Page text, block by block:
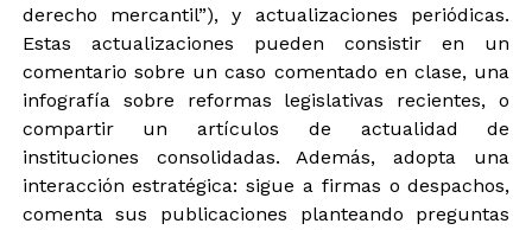
derecho mercantil”), y actualizaciones periódicas.
Estas actualizaciones pueden consistir en un
comentario sobre un caso comentado en clase, una
infografía sobre reformas legislativas recientes, o
compartir un artículos de actualidad de
instituciones consolidadas. Además, adopta una
interacción estratégica: sigue a firmas o despachos,
comenta sus publicaciones planteando preguntas